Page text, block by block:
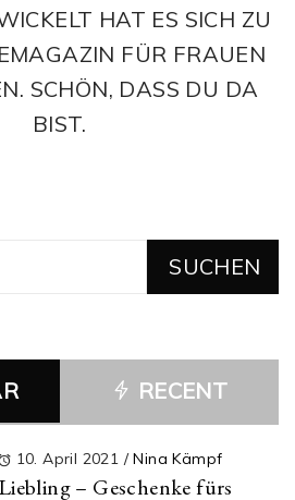
HAT ES SICH ZU
FÜR FRAUEN
SCHÖN, DASS DU DA
BIST.
RECENT
10. April 2021 / Nina Kämpf
Liebling – Geschenke fürs